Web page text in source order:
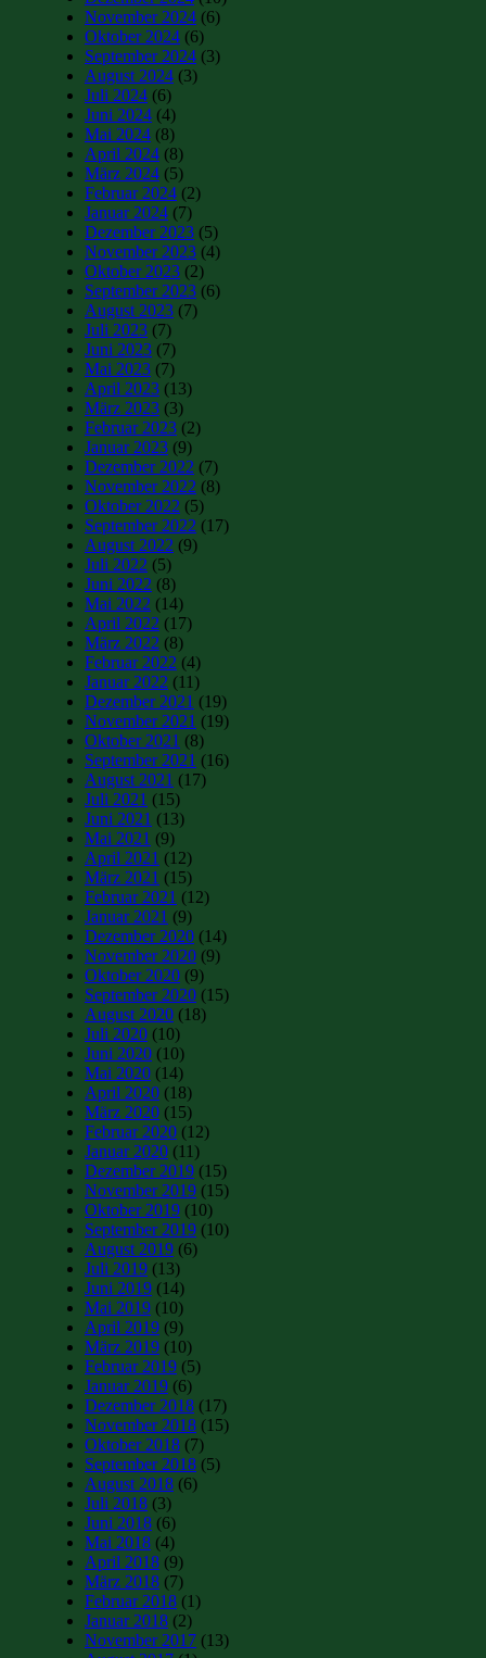
November 2024 (6)
Oktober 2024 (6)
September 2024 (3)
August 2024 (3)
Juli 2024 (6)
Juni 2024 (4)
Mai 2024 (8)
April 2024 (8)
März 2024 (5)
Februar 2024 (2)
Januar 2024 (7)
Dezember 2023 (5)
November 2023 (4)
Oktober 2023 (2)
September 2023 (6)
August 2023 (7)
Juli 2023 (7)
Juni 2023 (7)
Mai 2023 (7)
April 2023 (13)
März 2023 (3)
Februar 2023 (2)
Januar 2023 (9)
Dezember 2022 (7)
November 2022 (8)
Oktober 2022 (5)
September 2022 (17)
August 2022 (9)
Juli 2022 (5)
Juni 2022 (8)
Mai 2022 (14)
April 2022 (17)
März 2022 (8)
Februar 2022 (4)
Januar 2022 (11)
Dezember 2021 (19)
November 2021 (19)
Oktober 2021 (8)
September 2021 (16)
August 2021 (17)
Juli 2021 (15)
Juni 2021 (13)
Mai 2021 (9)
April 2021 (12)
März 2021 (15)
Februar 2021 (12)
Januar 2021 (9)
Dezember 2020 (14)
November 2020 (9)
Oktober 2020 (9)
September 2020 (15)
August 2020 (18)
Juli 2020 (10)
Juni 2020 (10)
Mai 2020 (14)
April 2020 (18)
März 2020 (15)
Februar 2020 (12)
Januar 2020 (11)
Dezember 2019 (15)
November 2019 (15)
Oktober 2019 (10)
September 2019 (10)
August 2019 (6)
Juli 2019 (13)
Juni 2019 (14)
Mai 2019 (10)
April 2019 (9)
März 2019 (10)
Februar 2019 (5)
Januar 2019 (6)
Dezember 2018 (17)
November 2018 (15)
Oktober 2018 (7)
September 2018 (5)
August 2018 (6)
Juli 2018 (3)
Juni 2018 (6)
Mai 2018 (4)
April 2018 (9)
März 2018 (7)
Februar 2018 (1)
Januar 2018 (2)
November 2017 (13)